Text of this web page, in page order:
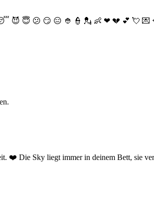
😈 😇 😕 😏 😑 👲 👮 💂 👶 ❤ 💔 💕 💘 💌
❤️ Die Sky liegt immer in deinem Bett, sie